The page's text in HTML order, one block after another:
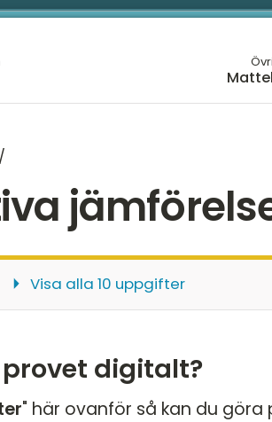
/
Visa alla 10 uppgifter
digitalt?
" här ovanför så kan du